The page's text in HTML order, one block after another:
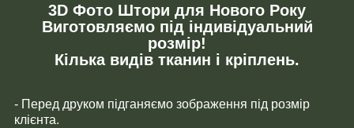
3D Фото Штори для Нового Року
Виготовляємо під індивідуальний
розмір!
Кілька видів тканин і кріплень.
- Перед друком підганяємо зображення під розмір
клієнта.